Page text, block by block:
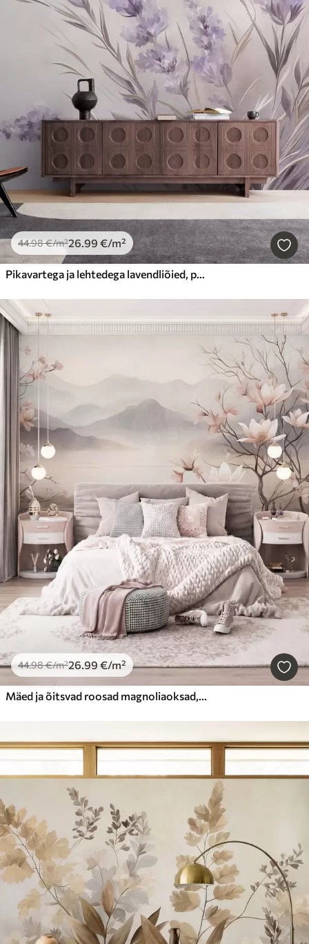
44.98€/m²26.99 €/m²
Pikavartega ja lehtedega lavendliõied, pehme pastelltoonides tekstuuriga kunstiteos
44.98€/m²26.99 €/m²
Mäed ja õitsvad roosad magnoliaoksad, tekstuurne maastik